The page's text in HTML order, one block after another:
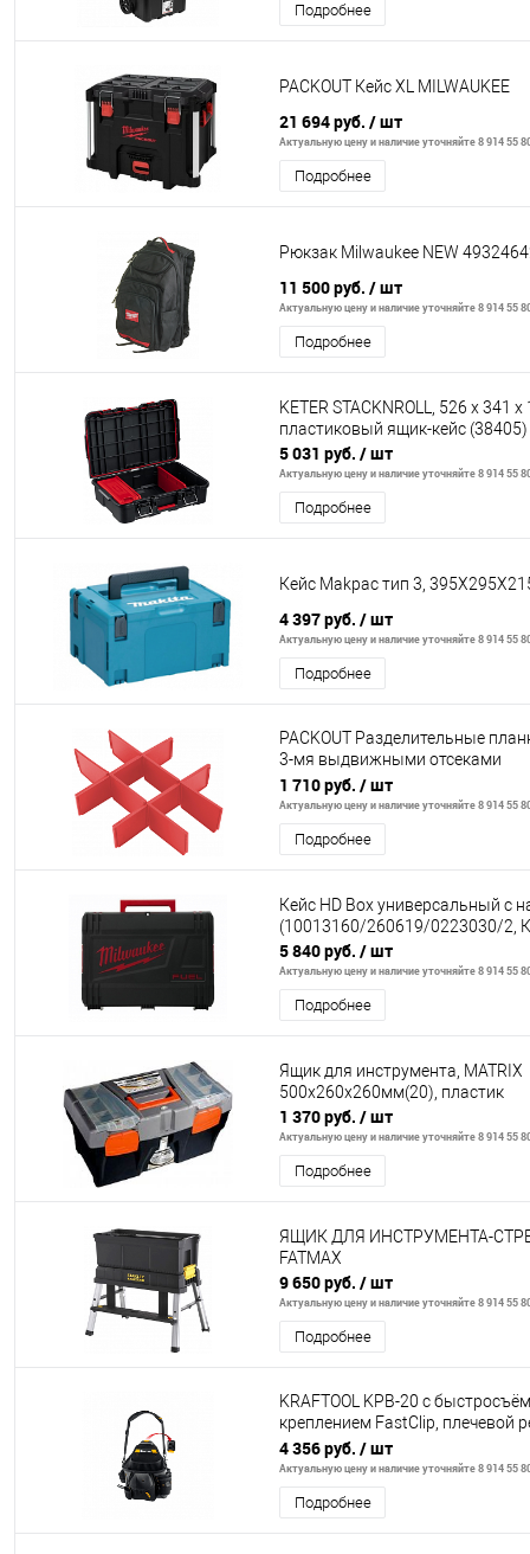
Подробнее
PACKOUT Кейс XL MILWAUKEE
21 694 руб. / шт
Актуальную цену и наличие уточняйте 8 914 55
Подробнее
Рюкзак Milwaukee NEW
11 500 руб. / шт
Актуальную цену и наличие уточняйте 8 914 55
Подробнее
KETER STACKNROLL, 526 х 341
пластиковый ящик-кейс (38405)
5 031 руб. / шт
Актуальную цену и наличие уточняйте 8 914 55
Подробнее
Кейс Makpac тип 3,
4 397 руб. / шт
Актуальную цену и наличие уточняйте 8 914 55
Подробнее
PACKOUT Разделительные
3-мя выдвижными отсеками
(10013160/111021/0628339/3,
1 710 руб. / шт
Актуальную цену и наличие уточняйте 8 914 55
Подробнее
Кейс HD Box универсальный с
(10013160/260619/0223030/2,
5 840 руб. / шт
Актуальную цену и наличие уточняйте 8 914 55
Подробнее
Ящик для инструмента, MATRIX
500х260х260мм(20), пластик
1 370 руб. / шт
Актуальную цену и наличие уточняйте 8 914 55
Подробнее
ЯЩИК ДЛЯ ИНСТРУМЕНТА-
FATMAX
9 650 руб. / шт
Актуальную цену и наличие уточняйте 8 914 55
Подробнее
KRAFTOOL KPB-20 с
креплением FastClip, плечевой
карманов и петель, 320 х 3
4 356 руб. / шт
Актуальную цену и наличие уточняйте 8 914 55
Подробнее